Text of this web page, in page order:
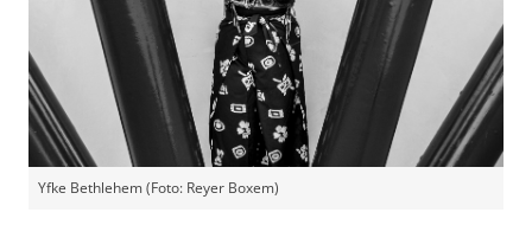
Yfke Bethlehem (Foto: Reyer Boxem)